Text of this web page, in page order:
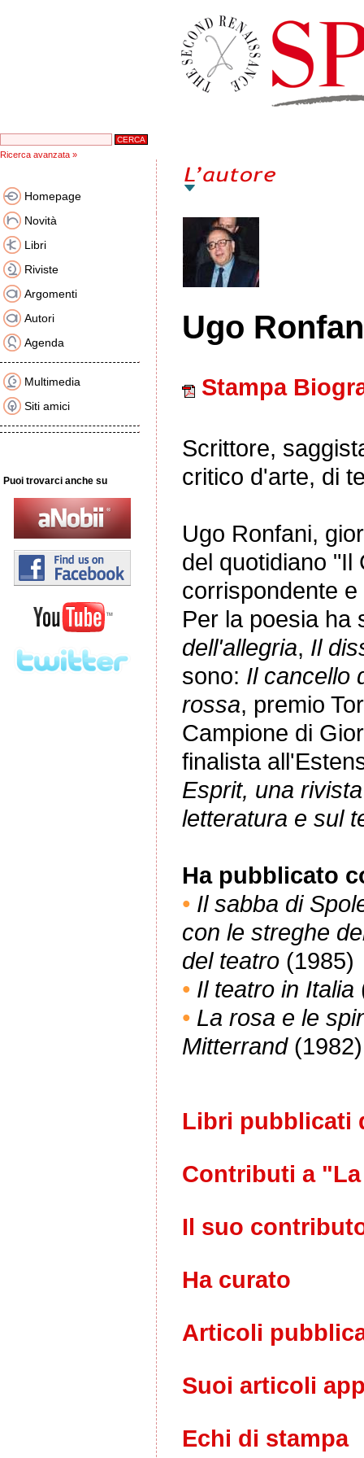
Ricerca avanzata »
Homepage
Novità
Libri
Riviste
Argomenti
Autori
Agenda
Multimedia
Siti amici
Puoi trovarci anche su
Ugo
Stampa
Scrittore,
critico d'arte, di
Ugo Ronfani,
del quotidiano "Il
corrispondente
Per la poesia ha
dell'allegria, Il
sono: Il cancello
rossa, premio
Campione di
finalista
Esprit, una
letteratura e sul
Ha pubblicato
• Il sabba di
con le streghe
del teatro (1985)
• Il teatro in Italia
• La rosa e le
Mitterrand (1982)
Libri pubblicati
Contributi a
Il suo
Ha curato
Articoli
Suoi articoli
Echi di stampa